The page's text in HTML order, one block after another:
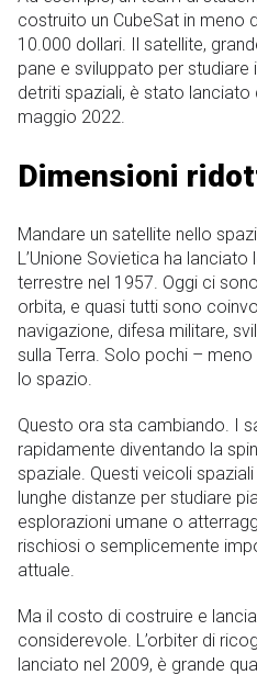
costruito un CubeSat in meno
10.000 dollari. Il satellite,
pane e sviluppato per
detriti spaziali, è stato lanciato
maggio 2022.
Dimensioni
Mandare un satellite nello
L’Unione Sovietica ha
terrestre nel 1957. Oggi ci
orbita, e quasi tutti sono
navigazione, difesa militare,
sulla Terra. Solo pochi –
lo spazio.
Questo ora sta cambiando. I
rapidamente diventando la
spaziale. Questi veicoli
lunghe distanze per studiare
esplorazioni umane o
rischiosi o semplicemente
attuale.
Ma il costo di costruire e
considerevole. L’orbiter di
lanciato nel 2009, è grande